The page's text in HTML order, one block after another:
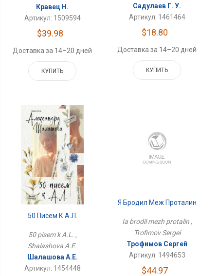
Кравец Н.
Артикул: 1509594
$39.98
Доставка за 14–20 дней
КУПИТЬ
Садулаев Г. У.
Артикул: 1461464
$18.80
Доставка за 14–20 дней
КУПИТЬ
50 Писем К А.Л.
50 pisem k A.L. ,
Shalashova A.E.
Шалашова А.Е.
Артикул: 1454448
Я Бродил Меж Проталин
Ia brodil mezh protalin ,
Trofimov Sergei
Трофимов Сергей
Артикул: 1494653
$44.97